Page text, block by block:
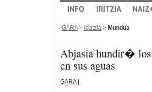
GARA> Idatzia > Mundua
Abjasia hundir� los
en sus aguas
GARA |